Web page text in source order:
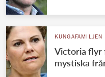
KUNGAFAMILJEN
Victoria flyr
mystiska